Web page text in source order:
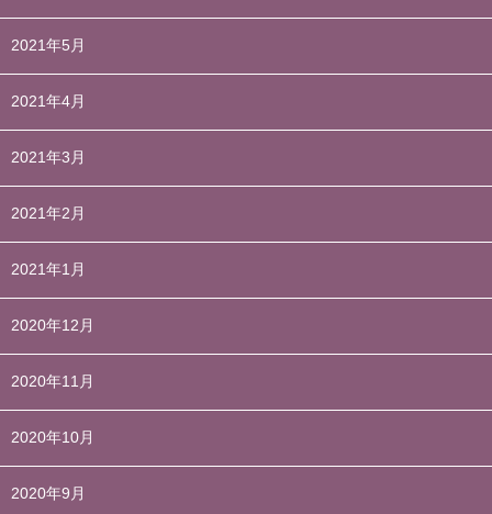
2021年5月
2021年4月
2021年3月
2021年2月
2021年1月
2020年12月
2020年11月
2020年10月
2020年9月